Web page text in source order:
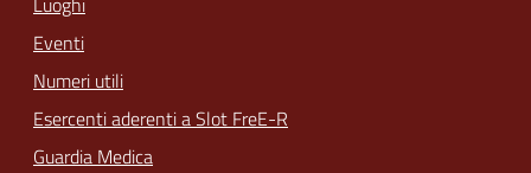
Eventi
Numeri utili
Esercenti aderenti a Slot FreE-R
Guardia Medica